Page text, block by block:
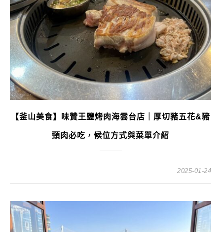
【釜山美食】味贊王鹽烤肉海雲台店｜厚切豬五花&豬
頸肉必吃，候位方式與菜單介紹
2025-01-24